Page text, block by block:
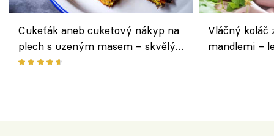
Cukeťák aneb cuketový nákyp na
plech s uzeným masem – skvělý
způsob, jak zpracovat přerostlé
Vláčný koláč
mandlemi –